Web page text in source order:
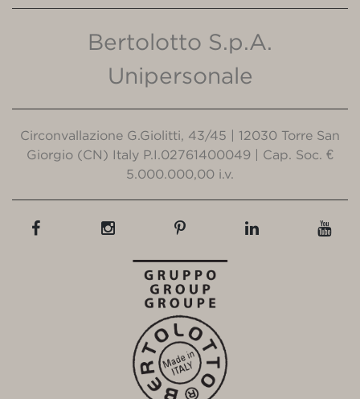
Bertolotto S.p.A.
Unipersonale
Circonvallazione G.Giolitti, 43/45 | 12030 Torre San
Giorgio (CN) Italy P.I.02761400049 | Cap. Soc. €
5.000.000,00 i.v.